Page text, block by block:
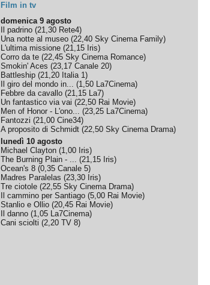
Film in tv
domenica 9 agosto
Il padrino (21,30 Rete4)
Una notte al museo (22,40 Sky Cinema Family)
L'ultima missione (21,15 Iris)
Corro da te (22,45 Sky Cinema Romance)
Smokin' Aces (23,17 Canale 20)
Battleship (21,20 Italia 1)
Il giro del mondo in... (1,50 La7Cinema)
Febbre da cavallo (21,15 La7)
Un fantastico via vai (22,50 Rai Movie)
Men of Honor - L'ono... (23,25 La7Cinema)
Fantozzi (21,00 Cine34)
A proposito di Schmidt (22,50 Sky Cinema Drama)
lunedì 10 agosto
Michael Clayton (1,00 Iris)
The Burning Plain - ... (21,15 Iris)
Ocean's 8 (0,35 Canale 5)
Madres Paralelas (23,30 Iris)
Tre ciotole (22,55 Sky Cinema Drama)
Il cammino per Santiago (5,00 Rai Movie)
Stanlio e Ollio (20,45 Rai Movie)
Il danno (1,05 La7Cinema)
Cani sciolti (2,20 TV 8)